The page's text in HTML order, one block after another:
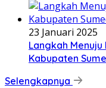
23 Januari 2025
Langkah
Kabupaten
Selengkapnya